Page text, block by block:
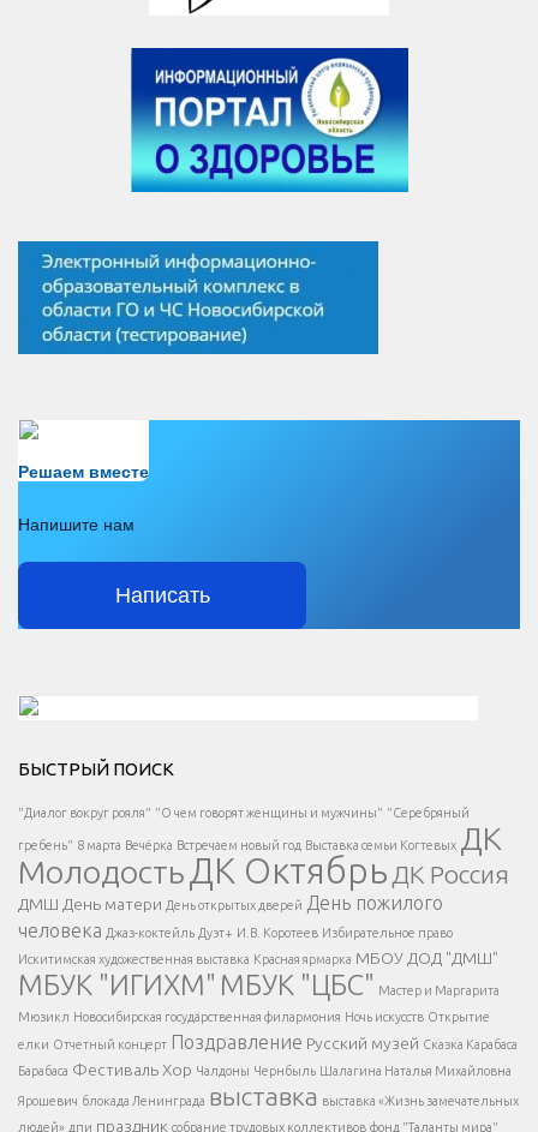
Решаем вместе
Напишите нам
Написать
Есть вопрос?
Напишите нам
</span >
Написать
</button >
</div >
</div > </div >
БЫСТРЫЙ ПОИСК
"Диалог вокруг рояля" "О чем говорят женщины и мужчины" "Серебряный
гребень" 8 марта Вечёрка Встречаем новый год Выставка семьи Когтевых ДК
МолодостьДК Октябрь ДК Россия
ДМШ День матери День открытых дверей День пожилого
человека Джаз-коктейль Дуэт+ И.В. Коротеев Избирательное право
Искитимская художественная выставка Красная ярмарка МБОУ ДОД "ДМШ"
МБУК "ИГИХМ" МБУК "ЦБС" Мастер и Маргарита
Мюзикл Новосибирская государственная филармония Ночь искусств Открытие
елки Отчетный концерт Поздравление Русский музей Сказка Карабаса
Барабаса Фестиваль Хор Чалдоны Чернбыль Шалагина Наталья Михайловна
Ярошевич блокада Ленинграда выставка выставка «Жизнь замечательных
людей» дпи праздник собрание трудовых коллективов фонд "Таланты мира"